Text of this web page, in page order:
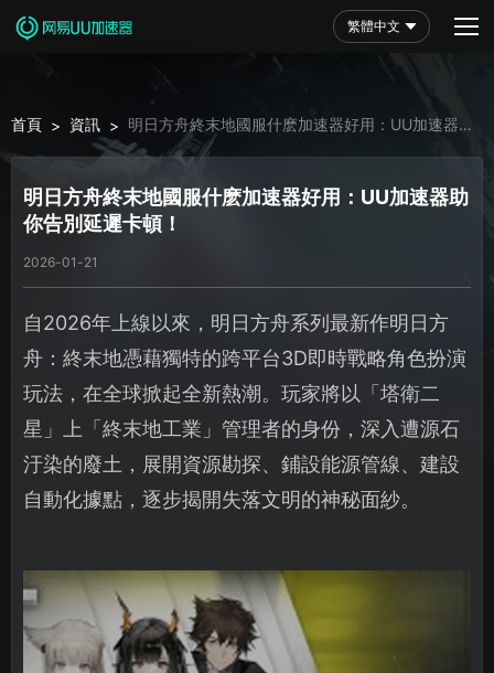
繁體中文
首頁 > 資訊 > 明日方舟終末地國服什麽加速器好用：UU加速器助
你告別延遲卡頓！
明日方舟終末地國服什麽加速器好用：UU加速器助
你告別延遲卡頓！
2026-01-21
自2026年上線以來，明日方舟系列最新作明日方
舟：終末地憑藉獨特的跨平台3D即時戰略角色扮演
玩法，在全球掀起全新熱潮。玩家將以「塔衛二
星」上「終末地工業」管理者的身份，深入遭源石
汙染的廢土，展開資源勘探、鋪設能源管線、建設
自動化據點，逐步揭開失落文明的神秘面紗。